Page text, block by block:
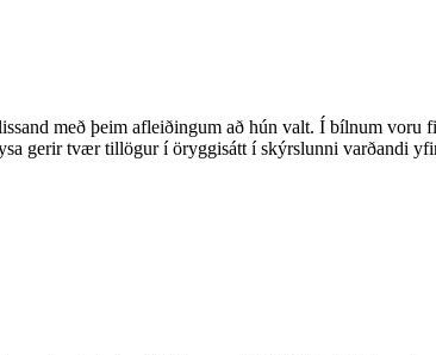
með þeim afleiðingum að hún valt. Í bílnum voru
gerir tvær tillögur í öryggisátt í skýrslunni varðandi